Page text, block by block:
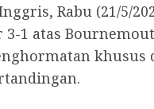
Rabu (21/5/
1 atas